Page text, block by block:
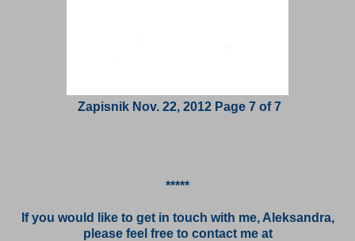
Zapisnik Nov. 22, 2012 Page 7 of 7
*****
If you would like to get in touch with me, Aleksandra,
please feel free to contact me at